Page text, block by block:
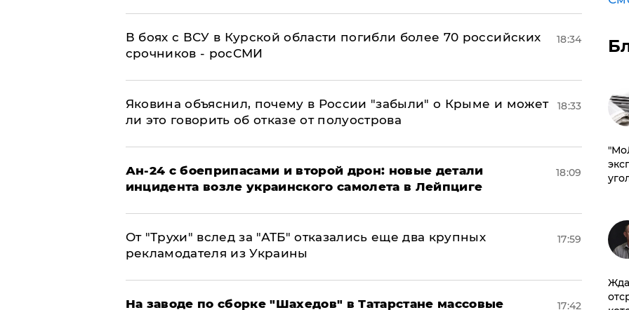
В боях с ВСУ в Курской области погибли более 70 российских
срочников - росСМИ
18:34
Яковина объяснил, почему в России "забыли" о Крыме и может
ли это говорить об отказе от полуострова
18:33
Ан-24 с боеприпасами и второй дрон: новые детали
инцидента возле украинского самолета в Лейпциге
18:09
От "Трухи" вслед за "АТБ" отказались еще два крупных
рекламодателя из Украины
17:59
На заводе по сборке "Шахедов" в Татарстане массовые 17:42